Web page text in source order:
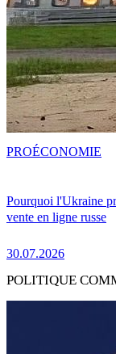
Pourquoi l'Ukraine
vente en ligne russe
30.07.2026
PROÉCONOMIE
POLITIQUE